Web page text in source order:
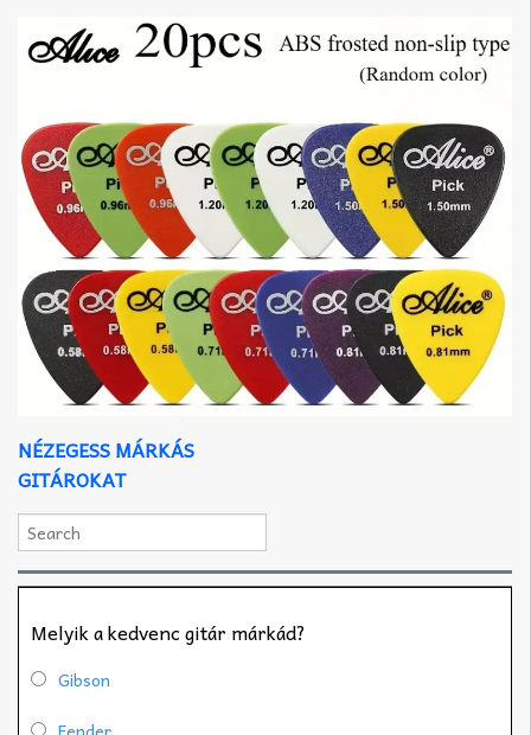
NÉZEGESS MÁRKÁS
GITÁROKAT
Melyik a kedvenc gitár márkád?
Gibson